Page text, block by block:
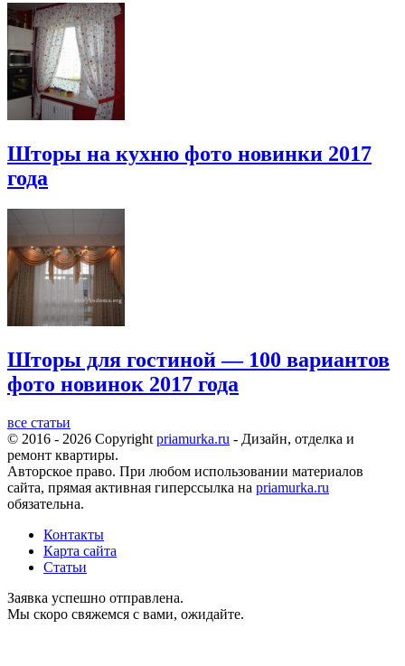
Шторы на кухню фото новинки 2017
года
Шторы для гостиной — 100 вариантов
фото новинок 2017 года
все статьи
© 2016 - 2026 Copyright priamurka.ru - Дизайн, отделка и
ремонт квартиры.
Авторское право. При любом использовании материалов
сайта, прямая активная гиперссылка на priamurka.ru
обязательна.
Контакты
Карта сайта
Статьи
Заявка успешно отправлена.
Мы скоро свяжемся с вами, ожидайте.